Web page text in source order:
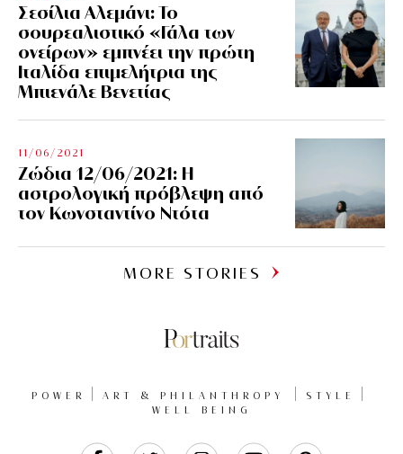
Σεσίλια Αλεμάνι: Το
σουρεαλιστικό «Γάλα των
ονείρων» εμπνέει την πρώτη
Ιταλίδα επιμελήτρια της
Μπιενάλε Βενετίας
11/06/2021
Ζώδια 12/06/2021: Η
αστρολογική πρόβλεψη από
τον Κωνσταντίνο Ντότα
MORE STORIES
POWER ART & PHILANTHROPY
STYLE
WELL BEING